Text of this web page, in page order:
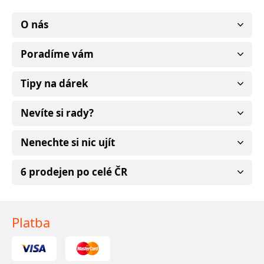
O nás
Poradíme vám
Tipy na dárek
Nevíte si rady?
Nenechte si nic ujít
6 prodejen po celé ČR
Platba